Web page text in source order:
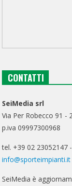
CONTATTI
SeiMedia srl
Via Per Robecco 91 -
p.iva 09997300968
tel. +39 02 23052147
info@sporteimpianti.it
SeiMedia è